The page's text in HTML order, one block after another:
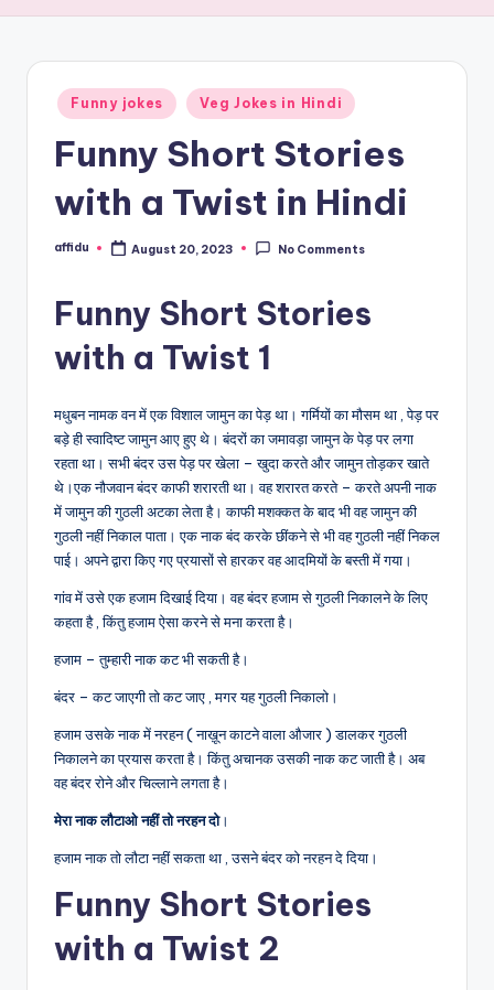
Posted
in
Funny jokes Veg Jokes in Hindi
Funny Short Stories
with a Twist in Hindi
Posted
affidu August 20, 2023 No Comments
Funny Short Stories
with a Twist 1
मधुबन नामक वन में एक विशाल जामुन का पेड़ था। गर्मियों का मौसम था , पेड़ पर
बड़े ही स्वादिष्ट जामुन आए हुए थे। बंदरों का जमावड़ा जामुन के पेड़ पर लगा
रहता था। सभी बंदर उस पेड़ पर खेला – खुदा करते और जामुन तोड़कर खाते
थे।एक नौजवान बंदर काफी शरारती था। वह शरारत करते – करते अपनी नाक
में जामुन की गुठली अटका लेता है। काफी मशक्कत के बाद भी वह जामुन की
गुठली नहीं निकाल पाता। एक नाक बंद करके छींकने से भी वह गुठली नहीं निकल
पाई। अपने द्वारा किए गए प्रयासों से हारकर वह आदमियों के बस्ती में गया।
गांव में उसे एक हजाम दिखाई दिया। वह बंदर हजाम से गुठली निकालने के लिए
कहता है , किंतु हजाम ऐसा करने से मना करता है।
हजाम – तुम्हारी नाक कट भी सकती है।
बंदर – कट जाएगी तो कट जाए , मगर यह गुठली निकालो।
हजाम उसके नाक में नरहन ( नाख़ून काटने वाला औजार ) डालकर गुठली
निकालने का प्रयास करता है। किंतु अचानक उसकी नाक कट जाती है। अब
वह बंदर रोने और चिल्लाने लगता है।
मेरा नाक लौटाओ नहीं तो नरहन दो।
हजाम नाक तो लौटा नहीं सकता था , उसने बंदर को नरहन दे दिया।
Funny Short Stories
with a Twist 2